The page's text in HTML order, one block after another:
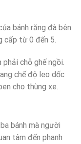
bánh răng đà bên
cấp từ 0 đến 5.
chỗ ghế ngồi.
chế độ leo dốc
cho thùng xe.
bánh mà người
tâm đến phanh